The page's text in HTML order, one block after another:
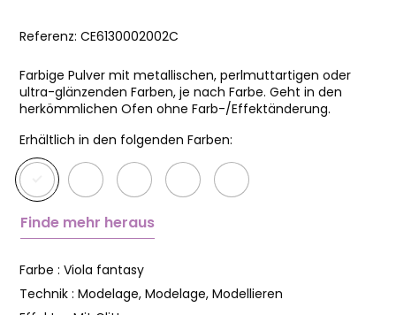
Referenz: CE6130002002C
Farbige Pulver mit metallischen, perlmuttartigen oder
ultra-glänzenden Farben, je nach Farbe. Geht in den
herkömmlichen Ofen ohne Farb-/Effektänderung.
Erhältlich in den folgenden Farben:
Finde mehr heraus
Farbe : Viola fantasy
Technik : Modelage, Modelage, Modellieren